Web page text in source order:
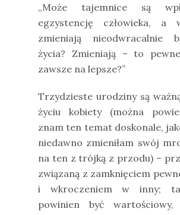
„Może tajemnice są
egzystencję człowieka, a
zmieniają nieodwracalnie
życia? Zmieniają – to
zawsze na lepsze?”
Trzydzieste urodziny są
życiu kobiety (można
znam ten temat doskonale,
niedawno zmieniłam swój
na ten z trójką z przodu) –
związaną z zamknięciem
i wkroczeniem w inny;
powinien być